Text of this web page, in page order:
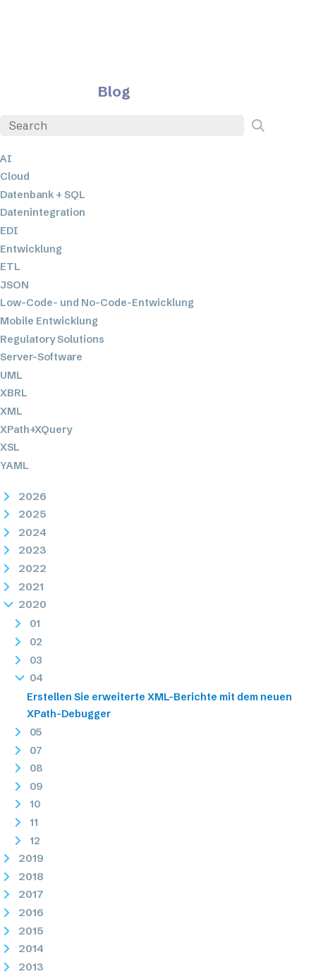
Blog
AI
Cloud
Datenbank + SQL
Datenintegration
EDI
Entwicklung
ETL
JSON
Low-Code- und No-Code-Entwicklung
Mobile Entwicklung
Regulatory Solutions
Server-Software
UML
XBRL
XML
XPath+XQuery
XSL
YAML
2026
2025
2024
2023
2022
2021
2020
01
02
03
04
Erstellen Sie erweiterte XML-Berichte mit dem neuen
XPath-Debugger
05
07
08
09
10
11
12
2019
2018
2017
2016
2015
2014
2013